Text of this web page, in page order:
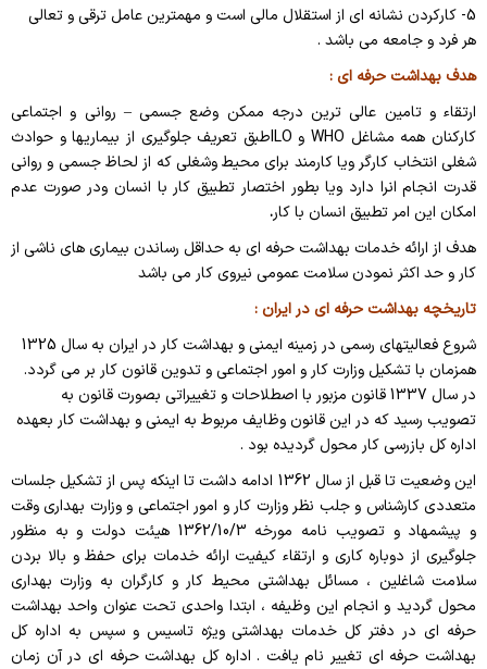
5- کارکردن نشانه ای از استقلال مالی است و مهمترین عامل ترقی و تعالی
هر فرد و جامعه می باشد .
هدف بهداشت حرفه ای :
ارتقاء و تامین عالی ترین درجه ممکن وضع جسمی – روانی و اجتماعی
کارکنان همه مشاغل WHOو ILOطبق تعریف جلوگیری از بیماریها و حوادث
شغلی انتخاب کارگر ویا کارمند برای محیط وشغلی که از لحاظ جسمی و روانی
قدرت انجام انرا دارد ویا بطور اختصار تطبیق کار با انسان ودر صورت عدم
امکان این امر تطبیق انسان با کار.
هدف از ارائه خدمات بهداشت حرفه ای به حداقل رساندن بیماری های ناشی از
کار و حد اکثر نمودن سلامت عمومی نیروی کار می باشد
تاریخچه بهداشت حرفه ای در ایران :
شروع فعالیتهای رسمی در زمینه ایمنی و بهداشت کار در ایران به سال 1325
همزمان با تشکیل وزارت کار و امور اجتماعی و تدوین قانون کار بر می گردد.
در سال 1337 قانون مزبور با اصطلاحات و تغییراتی بصورت قانون به
تصویب رسید که در این قانون وظایف مربوط به ایمنی و بهداشت کار بعهده
اداره کل بازرسی کار محول گردیده بود .
این وضعیت تا قبل از سال 1362 ادامه داشت تا اینکه پس از تشکیل جلسات
متعددی کارشناس و جلب نظر وزارت کار و امور اجتماعی و وزارت بهداری وقت
و پیشمهاد و تصویب نامه مورخه 1362/10/3 هیئت دولت و به منظور
جلوگیری از دوباره کاری و ارتقاء کیفیت ارائه خدمات برای حفظ و بالا بردن
سلامت شاغلین ، مسائل بهداشتی محیط کار و کارگران به وزارت بهداری
محول گردید و انجام این وظیفه ، ابتدا واحدی تحت عنوان واحد بهداشت
حرفه ای در دفتر کل خدمات بهداشتی ویژه تاسیس و سپس به اداره کل
بهداشت حرفه ای تغییر نام یافت . اداره کل بهداشت حرفه ای در آن زمان